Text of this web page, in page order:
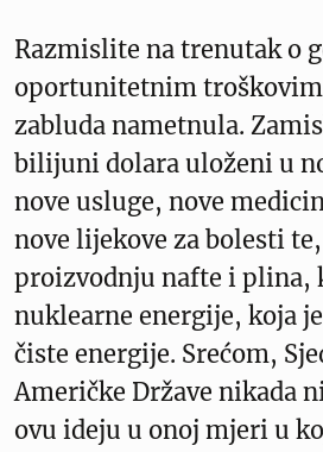
Razmislite na trenutak o
oportunitetnim
zabluda nametnula.
bilijuni dolara uloženi u
nove usluge, nove
nove lijekove za bolesti
proizvodnju nafte i plina,
nuklearne energije, koja
čiste energije. Srećom,
Američke Države nikada
ovu ideju u onoj mjeri u